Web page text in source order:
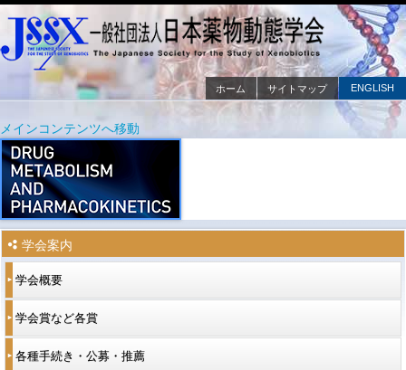
ENGLISH
ホーム サイトマップ
メインメニュー
メインコンテンツへ移動
サブコンテンツへ移動
学会案内
学会概要
学会賞など各賞
各種手続き・公募・推薦